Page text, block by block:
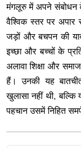
मंगलूरु में अपने संबोधन
वैश्विक स्तर पर
जड़ों और बचपन की
इच्छा और बच्चों के
अलावा शिक्षा और
हैं। उनकी यह
खुलासा नहीं थी,
पहचान उसमें निहित